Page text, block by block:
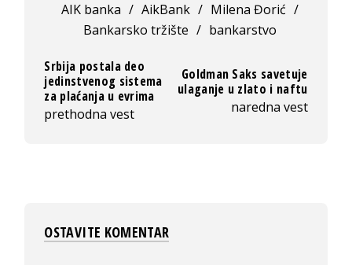
AIK banka / AikBank / Milena Đorić /
Bankarsko tržište / bankarstvo
Srbija postala deo
jedinstvenog sistema
za plaćanja u evrima
prethodna vest
Goldman Saks savetuje
ulaganje u zlato i naftu
naredna vest
OSTAVITE KOMENTAR